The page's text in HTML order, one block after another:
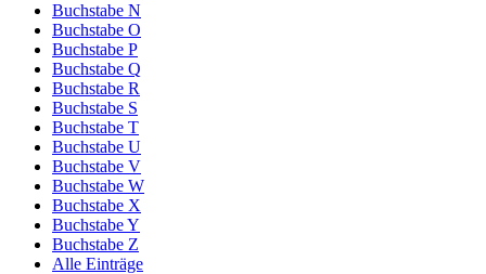
Buchstabe N
Buchstabe O
Buchstabe P
Buchstabe Q
Buchstabe R
Buchstabe S
Buchstabe T
Buchstabe U
Buchstabe V
Buchstabe W
Buchstabe X
Buchstabe Y
Buchstabe Z
Alle Einträge